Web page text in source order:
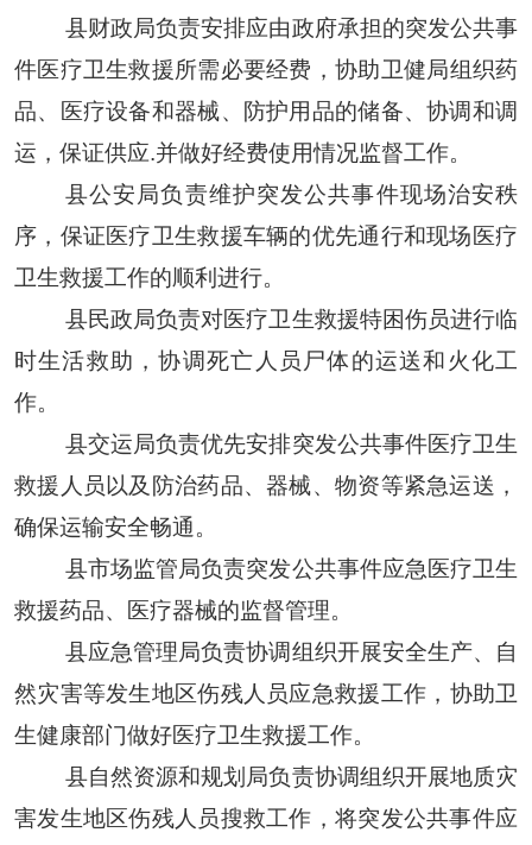
县财政局负责安排应由政府承担的突发公共事
件医疗卫生救援所需必要经费，协助卫健局组织药
品、医疗设备和器械、防护用品的储备、协调和调
运，保证供应.并做好经费使用情况监督工作。
县公安 局负责维护突发公共事件现场治安秩
序，保证医疗卫生救援车辆的优先通行和现场医疗
卫生救援工作的顺利进行。
县民政局负责对医疗卫生救援特困伤员进行临
时生活救助，协调死亡人员尸体的运送和火化工
作。
县交运局负责优先安排突发公共事件医疗卫生
救援人员以及防治药品、器械、物资等紧急运送，
确保运输安全畅通。
县市场监管局负责突发公共事件应急医疗卫生
救援药品、医疗器械的监督管理。
县应急管理局负责协调组织开展安全生产、自
然灾害等发生地区伤残人员应急救援工作，协助卫
生健康部门做好医疗卫生救援工作。
县自然资源和规划局负责协调组织开展地质灾
害发生地区伤残人员搜救工作，将突发公共事件应